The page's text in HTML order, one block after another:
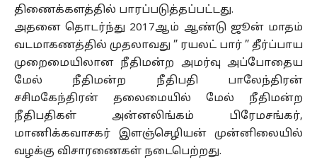
திணைக்களத்தில் பாரப்படுத்தப்பட்டது.
அதனை தொடர்ந்து 2017ஆம் ஆண்டு ஜூன் மாதம்
வடமாகணத்தில் முதலாவது ” ரயலட் பார் ” தீர்ப்பாய
முறைமையிலான நீதிமன்ற அமர்வு அப்போதைய
மேல் நீதிமன்ற நீதிபதி பாலேந்திரன்
சசிமகேந்திரன் தலைமையில் மேல் நீதிமன்ற
நீதிபதிகள் அன்னலிங்கம் பிரேமசங்கர்,
மாணிக்கவாசகர் இளஞ்செழியன் முன்னிலையில்
வழக்கு விசாரணைகள் நடைபெற்றது.